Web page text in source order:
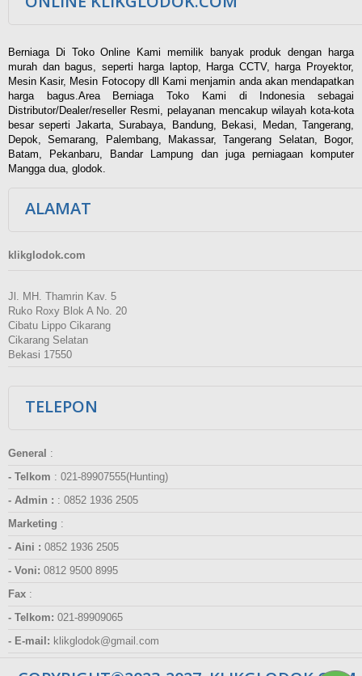
Berniaga Di Toko Online Kami memilik banyak produk dengan harga
murah dan bagus, seperti harga laptop, Harga CCTV, harga Proyektor,
Mesin Kasir, Mesin Fotocopy dll Kami menjamin anda akan mendapatkan
harga bagus.Area Berniaga Toko Kami di Indonesia sebagai
Distributor/Dealer/reseller Resmi, pelayanan mencakup wilayah kota-kota
besar seperti Jakarta, Surabaya, Bandung, Bekasi, Medan, Tangerang,
Depok, Semarang, Palembang, Makassar, Tangerang Selatan, Bogor,
Batam, Pekanbaru, Bandar Lampung dan juga perniagaan komputer
Mangga dua, glodok.
ALAMAT
klikglodok.com
Jl. MH. Thamrin Kav. 5
Ruko Roxy Blok A No. 20
Cibatu Lippo Cikarang
Cikarang Selatan
Bekasi 17550
TELEPON
General :
- Telkom : 021-89907555(Hunting)
- Admin : : 0852 1936 2505
Marketing :
- Aini : 0852 1936 2505
- Voni: 0812 9500 8995
Fax :
- Telkom: 021-89909065
- E-mail: klikglodok@gmail.com